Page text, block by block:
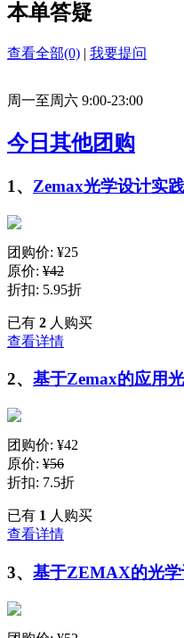
本单答疑
查看全部(0) | 我要提问
周一至周六 9:00-23:00
今日其他团购
1、 Zemax光学设计实
团购价: ¥25
原价: ¥42
折扣: 5.95折
已有 2 人购买
查看详情
2、 基于Zemax的应用
团购价: ¥42
原价: ¥56
折扣: 7.5折
已有 1 人购买
查看详情
3、 基于ZEMAX的光学